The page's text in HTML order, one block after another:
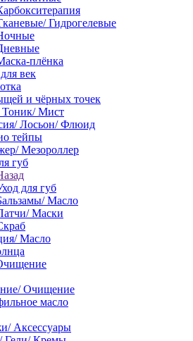
Гидрогелевые
плёнка
век
и чёрных точек
Тоник/ Мист
Лосьон/ Флюид
тейпы
Мезороллер
губ
для губ
Масло
Маски
Масло
Очищение
масло
Аксессуары